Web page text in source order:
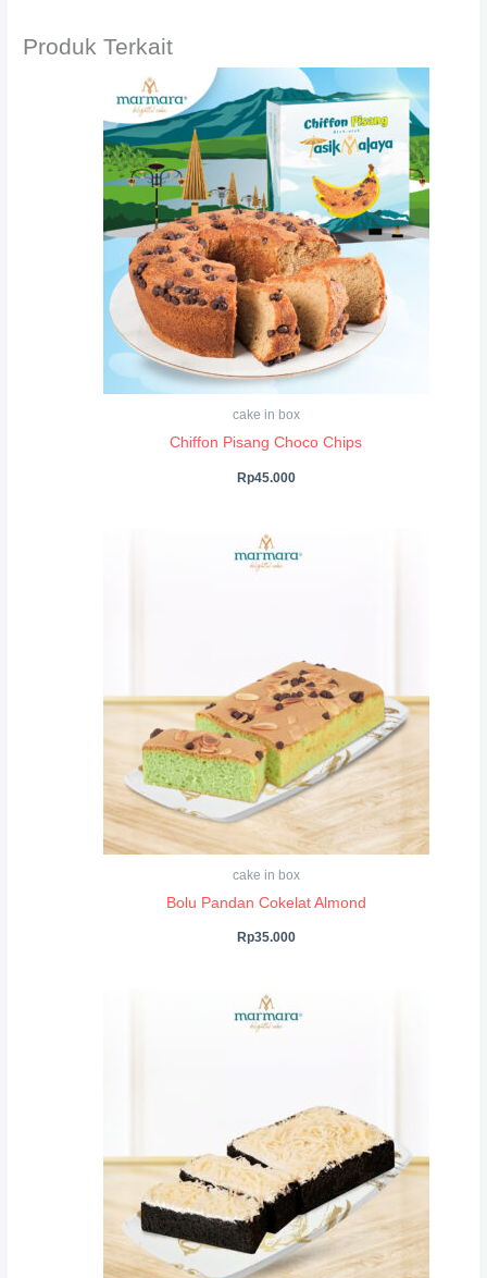
Produk Terkait
cake in box
Chiffon Pisang Choco Chips
Rp45.000
cake in box
Bolu Pandan Cokelat Almond
Rp35.000